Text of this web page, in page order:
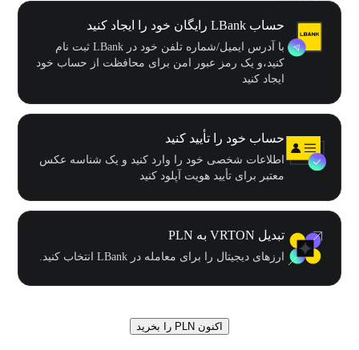
حساب LBank رایگان خود را ایجاد کنید
با آدرس ایمیل/شماره تلفن خود در LBank ثبت نام
کنید،و یک رمز عبور امن برای محافظت از حساب خود
ایجاد کنید
حساب خود را تأیید کنید
اطلاعات شخصی خود را وارد کنید و یک شناسه عکس
معتبر برای تأیید هویت آپلود کنید
تبدیل VRTON به PLN
ارزهای دیجیتال را برای معامله در LBank انتخاب کنید.
اکنون PLN را بخرید